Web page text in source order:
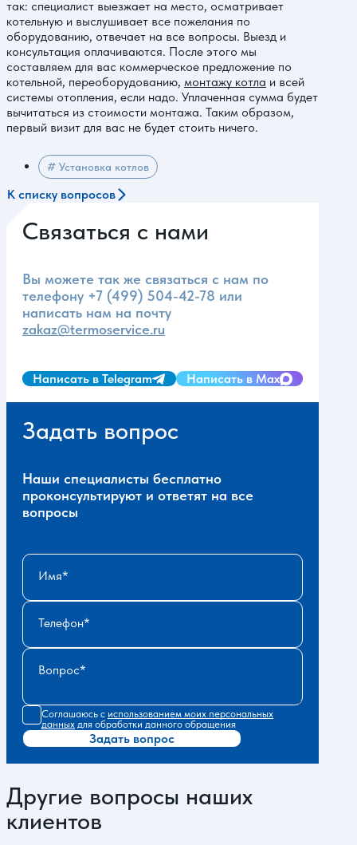
так: специалист выезжает на место, осматривает
котельную и выслушивает все пожелания по
оборудованию, отвечает на все вопросы. Выезд и
консультация оплачиваются. После этого мы
составляем для вас коммерческое предложение по
котельной, переоборудованию, монтажу котла и всей
системы отопления, если надо. Уплаченная сумма будет
вычитаться из стоимости монтажа. Таким образом,
первый визит для вас не будет стоить ничего.
# Установка котлов
К списку вопросов
Связаться с нами
Вы можете так же связаться с нам по
телефону +7 (499) 504-42-78 или
написать нам на почту
zakaz@termoservice.ru
Написать в Telegram Написать в Max
Задать вопрос
Наши специалисты бесплатно
проконсультируют и ответят на все
вопросы
Имя
Телефон
Вопрос
Соглашаюсь с использованием моих персональных
данных для обработки данного обращения
Задать вопрос
Другие вопросы наших
клиентов